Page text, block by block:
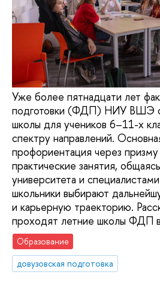
Уже более пятнадцати лет
подготовки (ФДП) НИУ ВШЭ
школы для учеников 6–11-х
спектру направлений.
профориентация через
практические занятия,
университета и
школьники выбирают
и карьерную траекторию.
проходят летние школы ФДП
Образование
довузовская подготовка